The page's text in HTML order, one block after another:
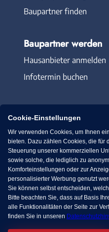
Baupartner finden
Baupartner werden
Hausanbieter anmelden
Infotermin buchen
Immowelt.de
Massivhaus.de
Fertighaus.de
Cookie-Einstellungen
Wir verwenden Cookies, um Ihnen
bieten. Dazu zählen Cookies, die für
Steuerung unserer kommerziellen
sowie solche, die lediglich zu
Komforteinstellungen oder zur
personalisierter Werbung genutzt
Sie können selbst entscheiden,
Bitte beachten Sie, dass auf Basis
alle Funktionalitäten der Seite zur
finden Sie in unseren